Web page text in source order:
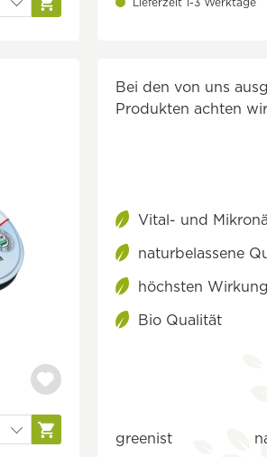
Bei den von uns
Produkten achten
Vital- und
naturbelassene
höchsten
Bio Qualität
greenist